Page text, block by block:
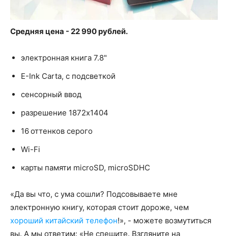
Средняя цена - 22 990 рублей.
электронная книга 7.8"
E-Ink Carta, с подсветкой
сенсорный ввод
разрешение 1872x1404
16 оттенков серого
Wi-Fi
карты памяти microSD, microSDHC
«Да вы что, с ума сошли? Подсовываете мне
электронную книгу, которая стоит дороже, чем
хороший китайский телефон!», - можете возмутиться
вы. А мы ответим: «Не спешите. Взгляните на